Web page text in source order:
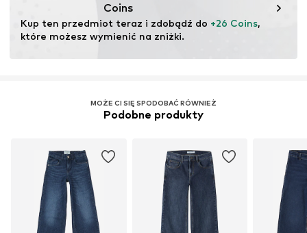
ekosystemów poprzez rolnictwo ekologiczne poprzez
rezygnację z modyfikacji genetycznych oraz ograniczenie
zużycia wody i nawozów chemicznych.
Coins
Kup ten przedmiot teraz i zdobądź do +26 Coins,
które możesz wymienić na zniżki.
MOŻE CI SIĘ SPODOBAĆ RÓWNIEŻ
Podobne produkty